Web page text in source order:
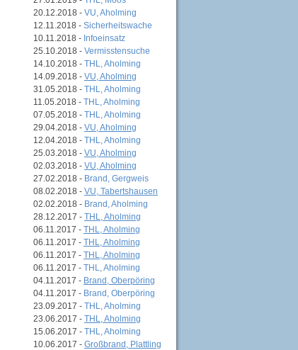
20.12.2018 - VU, Aholming
12.11.2018 - Sicherheitswache
10.11.2018 - Infoeinsatz
25.10.2018 - Vermisstensuche
14.10.2018 - THL, Aholming
14.09.2018 - VU, Aholming
31.05.2018 - THL, Aholming
11.05.2018 - THL, Aholming
07.05.2018 - THL, Aholming
29.04.2018 - VU, Aholming
12.04.2018 - THL, Aholming
25.03.2018 - VU, Aholming
02.03.2018 - VU, Aholming
27.02.2018 - Brand, Gergweis
08.02.2018 - VU, Tabertshausen
02.02.2018 - Brand, Aholming
28.12.2017 - THL, Aholming
06.11.2017 - THL, Aholming
06.11.2017 - THL, Aholming
06.11.2017 - THL, Aholming
06.11.2017 - THL, Aholming
04.11.2017 - Brand, Oberpöring
04.11.2017 - Brand, Oberpöring
23.09.2017 - THL, Aholming
23.06.2017 - THL, Aholming
15.06.2017 - THL, Aholming
10.06.2017 - Großbrand, Plattling